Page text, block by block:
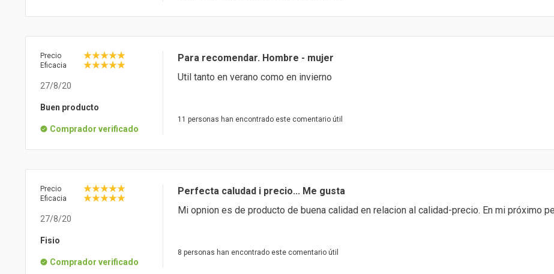
Precio
Eficacia
27/8/20
Buen producto
Comprador verificado
Para recomendar. Hombre - mujer
Util tanto en verano como en invierno
11 personas han encontrado este comentario útil
Precio
Eficacia
27/8/20
Fisio
Comprador verificado
Perfecta caludad i precio... Me gusta
Mi opnion es de producto de buena calidad en relacion al calidad-precio. En mi próximo
8 personas han encontrado este comentario útil